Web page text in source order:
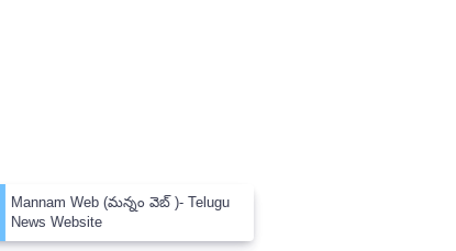
×
Mannam Web (మన్నం వెబ్ )- Telugu
News Website